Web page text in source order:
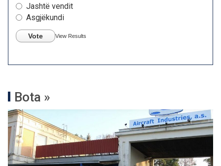
Jashtë vendit
Asgjëkundi
Vote View Results
Bota »